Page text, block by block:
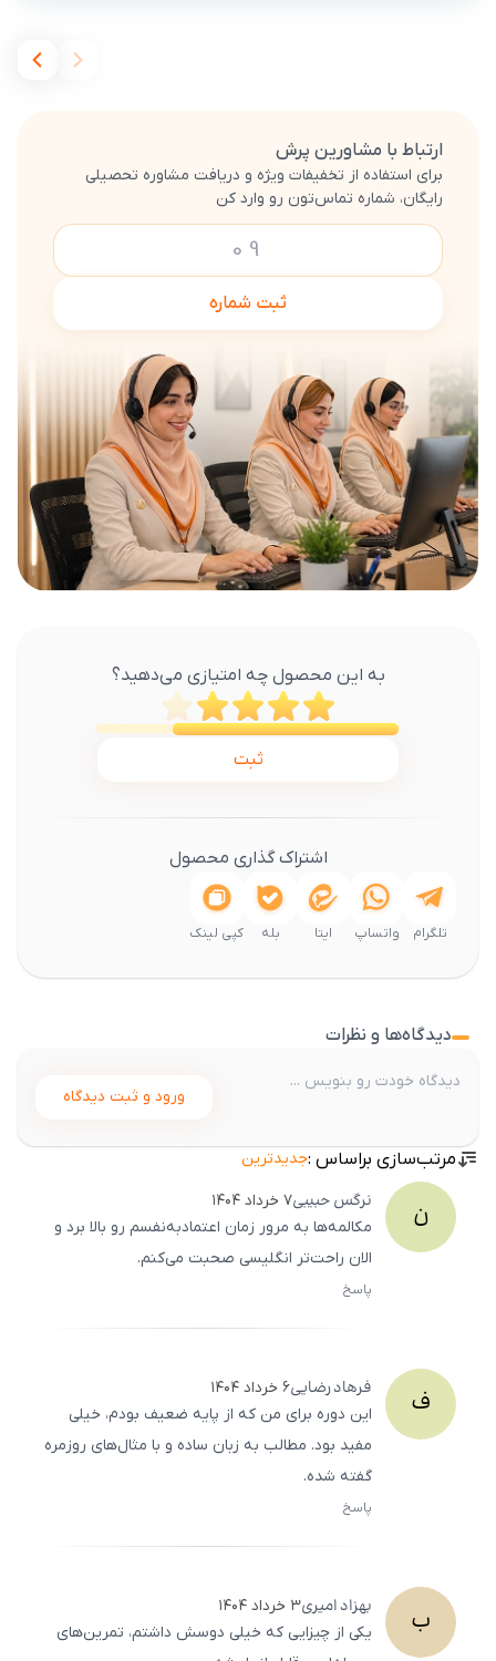
ارتباط با مشاورین پرش
برای استفاده از تخفیفات ویژه و دریافت مشاوره تحصیلی
رایگان، شماره تماس‌تون رو وارد کن
ثبت شماره
به این محصول چه امتیازی می‌دهید؟
ثبت
اشتراک گذاری محصول
تلگرام واتساپ ایتا بله کپی لینک
دیدگاه‌ها و نظرات
ورود و ثبت دیدگاه
مرتب‌سازی براساس :جدیدترین
ن نرگسحبیبی۷ خرداد ۱۴۰۴
مکالمه‌ها به مرور زمان اعتمادبه‌نفسم رو بالا برد و
الان راحت‌تر انگلیسی صحبت می‌کنم.
پاسخ
ف فرهادرضایی۶ خرداد ۱۴۰۴
این دوره برای من که از پایه ضعیف بودم، خیلی
مفید بود. مطالب به زبان ساده و با مثال‌های روزمره
گفته شده.
پاسخ
ب بهزادامیری۳ خرداد ۱۴۰۴
یکی از چیزایی که خیلی دوسش داشتم، تمرین‌های